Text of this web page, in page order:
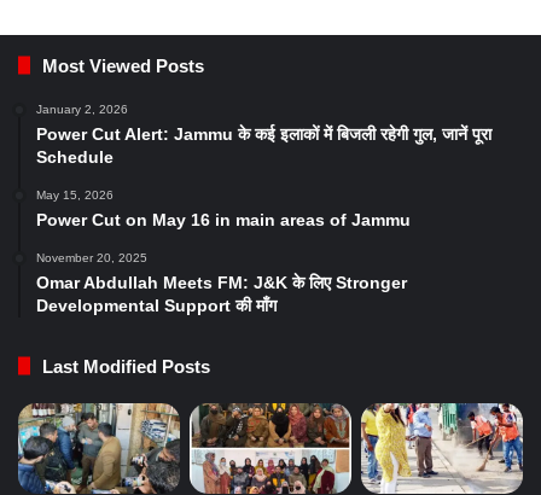
Most Viewed Posts
January 2, 2026
Power Cut Alert: Jammu के कई इलाकों में बिजली रहेगी गुल, जानें पूरा
Schedule
May 15, 2026
Power Cut on May 16 in main areas of Jammu
November 20, 2025
Omar Abdullah Meets FM: J&K के लिए Stronger
Developmental Support की माँग
Last Modified Posts